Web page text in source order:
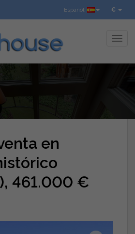
€
Español
en
461.000 €